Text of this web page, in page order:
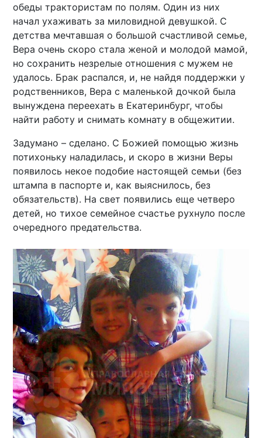
обеды трактористам по полям. Один из них
начал ухаживать за миловидной девушкой. С
детства мечтавшая о большой счастливой семье,
Вера очень скоро стала женой и молодой мамой,
но сохранить незрелые отношения с мужем не
удалось. Брак распался, и, не найдя поддержки у
родственников, Вера с маленькой дочкой была
вынуждена переехать в Екатеринбург, чтобы
найти работу и снимать комнату в общежитии.
Задумано – сделано. С Божией помощью жизнь
потихоньку наладилась, и скоро в жизни Веры
появилось некое подобие настоящей семьи (без
штампа в паспорте и, как выяснилось, без
обязательств). На свет появились еще четверо
детей, но тихое семейное счастье рухнуло после
очередного предательства.